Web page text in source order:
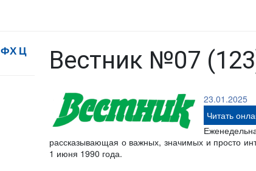
ФХ Ц
Вестник №07
23.01.2025
Читать
рассказывающая о важных, значимых и просто
1 июня 1990 года.